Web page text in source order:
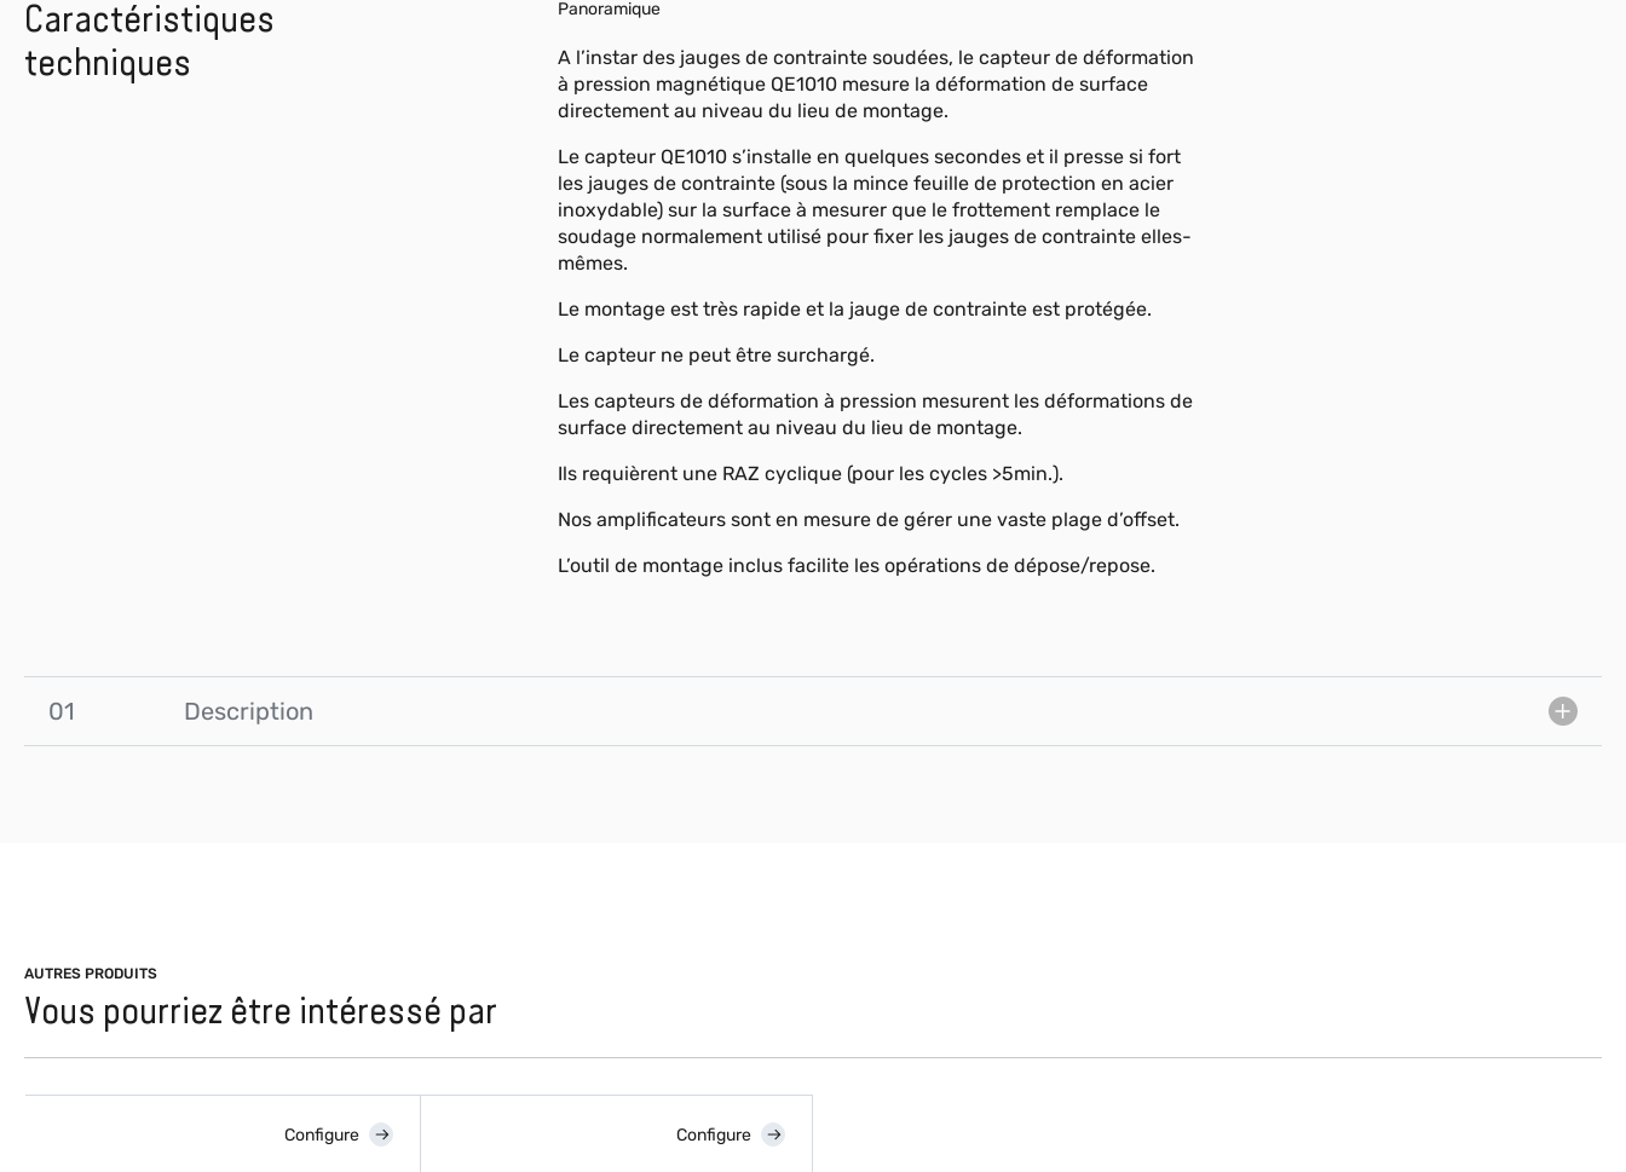
Caractéristiques
techniques
Panoramique
A l’instar des jauges de contrainte soudées, le capteur de déformation
à pression magnétique QE1010 mesure la déformation de surface
directement au niveau du lieu de montage.
Le capteur QE1010 s’installe en quelques secondes et il presse si fort
les jauges de contrainte (sous la mince feuille de protection en acier
inoxydable) sur la surface à mesurer que le frottement remplace le
soudage normalement utilisé pour fixer les jauges de contrainte elles-
mêmes.
Le montage est très rapide et la jauge de contrainte est protégée.
Le capteur ne peut être surchargé.
Les capteurs de déformation à pression mesurent les déformations de
surface directement au niveau du lieu de montage.
Ils requièrent une RAZ cyclique (pour les cycles >5min.).
Nos amplificateurs sont en mesure de gérer une vaste plage d’offset.
L’outil de montage inclus facilite les opérations de dépose/repose.
01 Description
AUTRES PRODUITS
Vous pourriez être intéressé par
Configure Configure